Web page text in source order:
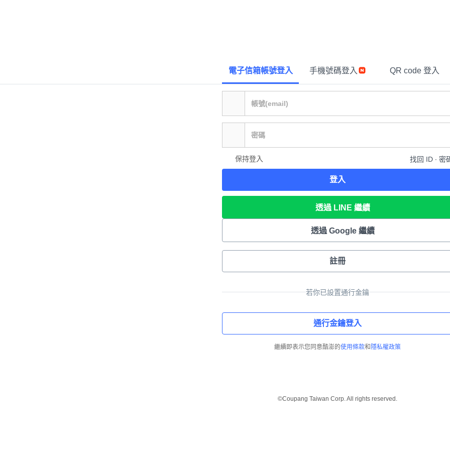
電子信箱帳號登入 手機號碼登入 QR code 登入
保持登入 找回 ID ∙ 密
登入
透過 LINE 繼續
透過 Google 繼續
註冊
若你已設置通行金鑰
通行金鑰登入
繼續即表示您同意酷澎的使用條款和 隱私權政策
©Coupang Taiwan Corp. All rights reserved.